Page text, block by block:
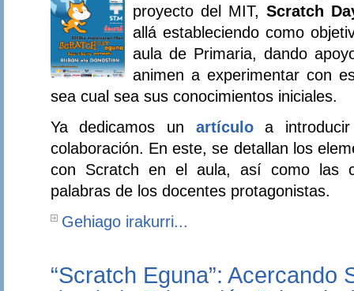
proyecto del MIT, Scratch
allá estableciendo como
aula de Primaria, dando
animen a experimentar con
sea cual sea sus conocimientos iniciales.
Ya dedicamos un artículo
a
colaboración. En este, se detallan los
con Scratch en el aula, así como las
palabras de los docentes protagonistas.
Gehiago irakurri...
“Scratch Eguna”: Acercando